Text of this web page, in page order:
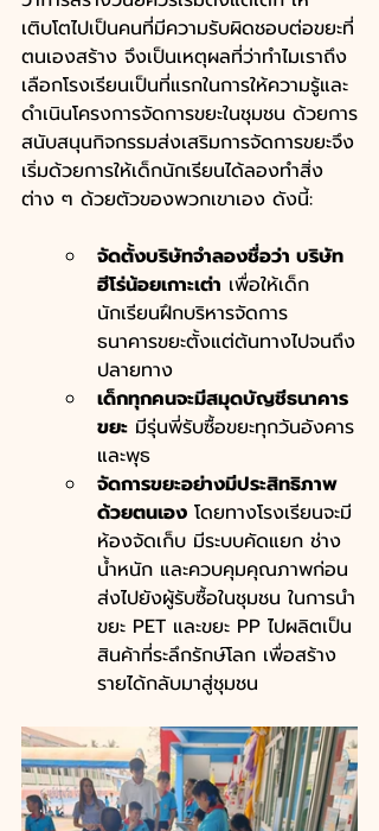
เติบโตไปเป็นคนที่มีความรับผิดชอบต่อขยะที่
ตนเองสร้าง จึงเป็นเหตุผลที่ว่าทำไมเราถึง
เลือกโรงเรียนเป็นที่แรกในการให้ความรู้และ
ดำเนินโครงการจัดการขยะในชุมชน ด้วยการ
สนับสนุนกิจกรรมส่งเสริมการจัดการขยะจึง
เริ่มด้วยการให้เด็กนักเรียนได้ลองทำสิ่ง
ต่าง ๆ ด้วยตัวของพวกเขาเอง ดังนี้:
จัดตั้งบริษัทจำลองชื่อว่า บริษัท
ฮีโร่น้อยเกาะเต่า เพื่อให้เด็ก
นักเรียนฝึกบริหารจัดการ
ธนาคารขยะตั้งแต่ต้นทางไปจนถึง
ปลายทาง
เด็กทุกคนจะมีสมุดบัญชีธนาคาร
ขยะ มีรุ่นพี่รับซื้อขยะทุกวันอังคาร
และพุธ
จัดการขยะอย่างมีประสิทธิภาพ
ด้วยตนเอง โดยทางโรงเรียนจะมี
ห้องจัดเก็บ มีระบบคัดแยก ช่าง
น้ำหนัก และควบคุมคุณภาพก่อน
ส่งไปยังผู้รับซื้อในชุมชน ในการนำ
ขยะ PET และขยะ PP ไปผลิตเป็น
สินค้าที่ระลึกรักษ์โลก เพื่อสร้าง
รายได้กลับมาสู่ชุมชน